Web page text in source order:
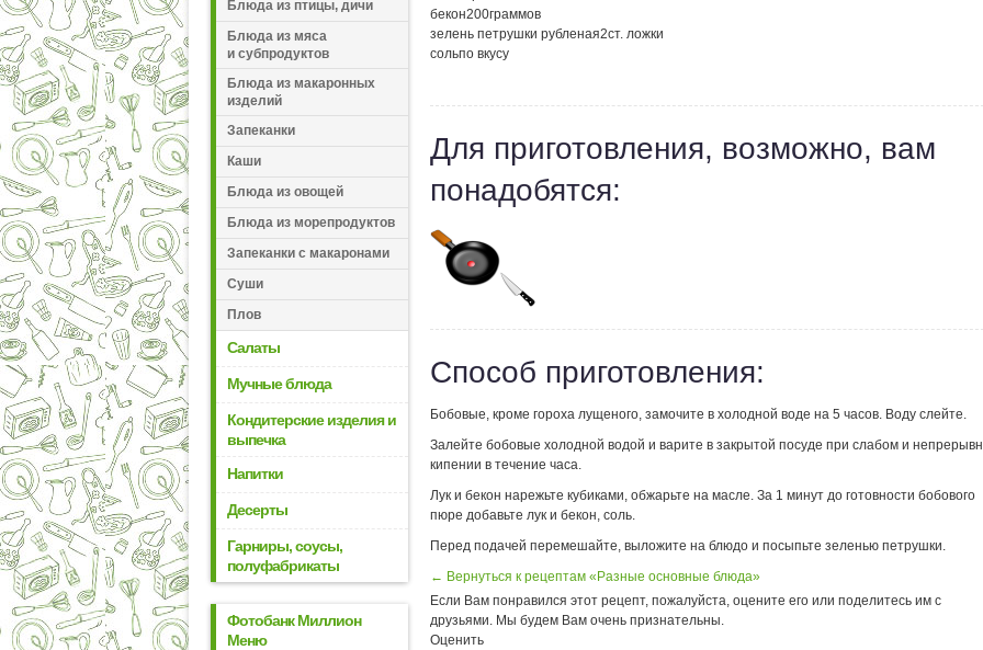
Блюда из птицы, дичи
Блюда из мяса
и субпродуктов
Блюда из макаронных
изделий
Запеканки
Каши
Блюда из овощей
Блюда из морепродуктов
Запеканки с макаронами
Суши
Плов
Салаты
Мучные блюда
Кондитерские изделия и
выпечка
Напитки
Десерты
Гарниры, соусы,
полуфабрикаты
Фотобанк Миллион
Меню
бекон200граммов
зелень петрушки рубленая2ст. ложки
сольпо вкусу
Для приготовления, возможно, вам
понадобятся:
Способ приготовления:
Бобовые, кроме гороха лущеного, замочите в холодной воде на 5 часов. Воду слейте.
Залейте бобовые холодной водой и варите в закрытой посуде при слабом и
кипении в течение часа.
Лук и бекон нарежьте кубиками, обжарьте на масле. За 1 минут до готовности бобового
пюре добавьте лук и бекон, соль.
Перед подачей перемешайте, выложите на блюдо и посыпьте зеленью петрушки.
← Вернуться к рецептам «Разные основные блюда»
Если Вам понравился этот рецепт, пожалуйста, оцените его или поделитесь им с
друзьями. Мы будем Вам очень признательны.
Оценить